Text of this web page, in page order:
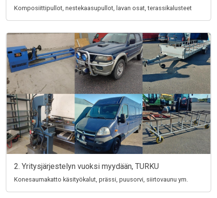
Komposiittipullot, nestekaasupullot, lavan osat, terassikalusteet
2. Yritysjärjestelyn vuoksi myydään, TURKU
Konesaumakatto käsityökalut, prässi, puusorvi, siirtovaunu ym.